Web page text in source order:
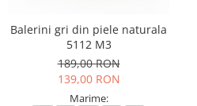
Balerini gri din piele naturala
5112 M3
189,00 RON
139,00 RON
Marime: